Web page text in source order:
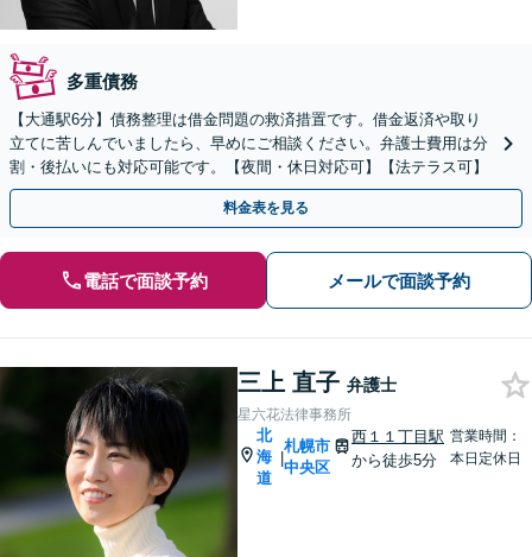
多重債務
【大通駅6分】債務整理は借金問題の救済措置です。借金返済や取り
立てに苦しんでいましたら、早めにご相談ください。弁護士費用は分
割・後払いにも対応可能です。【夜間・休日対応可】【法テラス可】
料金表を見る
電話で面談予約 メールで面談予約
三上 直子 弁護士
星六花法律事務所
北
海
道
|
札幌市
中央区
西１１丁目駅
から徒歩5分
営業時間：
本日定休日